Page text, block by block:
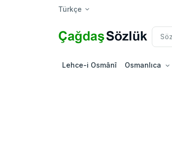
Türkçe
Lehce-i Osmânî Osmanlıca